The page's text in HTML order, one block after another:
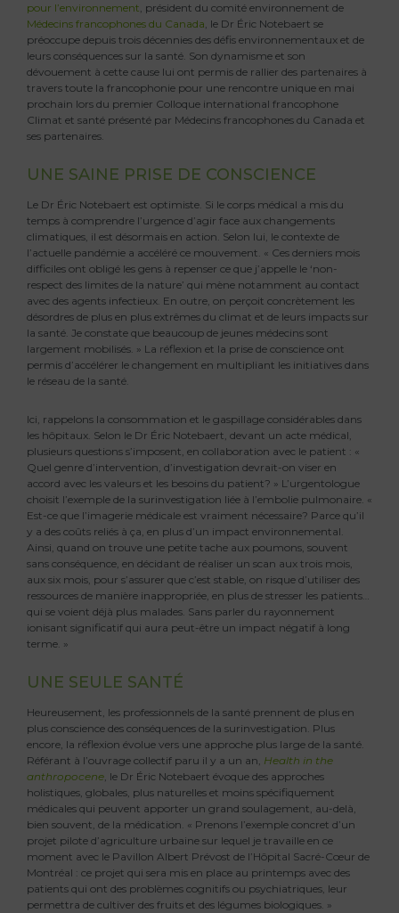
pour l’environnement, président du comité environnement de
Médecins francophones du Canada, le Dr Éric Notebaert se
préoccupe depuis trois décennies des défis environnementaux et de
leurs conséquences sur la santé. Son dynamisme et son
dévouement à cette cause lui ont permis de rallier des partenaires à
travers toute la francophonie pour une rencontre unique en mai
prochain lors du premier Colloque international francophone
Climat et santé présenté par Médecins francophones du Canada et
ses partenaires.
UNE SAINE PRISE DE CONSCIENCE
Le Dr Éric Notebaert est optimiste. Si le corps médical a mis du
temps à comprendre l’urgence d’agir face aux changements
climatiques, il est désormais en action. Selon lui, le contexte de
l’actuelle pandémie a accéléré ce mouvement. « Ces derniers mois
difficiles ont obligé les gens à repenser ce que j’appelle le ‘non-
respect des limites de la nature’ qui mène notamment au contact
avec des agents infectieux. En outre, on perçoit concrètement les
désordres de plus en plus extrêmes du climat et de leurs impacts sur
la santé. Je constate que beaucoup de jeunes médecins sont
largement mobilisés. » La réflexion et la prise de conscience ont
permis d’accélérer le changement en multipliant les initiatives dans
le réseau de la santé.
Ici, rappelons la consommation et le gaspillage considérables dans
les hôpitaux. Selon le Dr Éric Notebaert, devant un acte médical,
plusieurs questions s’imposent, en collaboration avec le patient : «
Quel genre d’intervention, d’investigation devrait-on viser en
accord avec les valeurs et les besoins du patient? » L’urgentologue
choisit l’exemple de la surinvestigation liée à l’embolie pulmonaire. «
Est-ce que l’imagerie médicale est vraiment nécessaire? Parce qu’il
y a des coûts reliés à ça, en plus d’un impact environnemental.
Ainsi, quand on trouve une petite tache aux poumons, souvent
sans conséquence, en décidant de réaliser un scan aux trois mois,
aux six mois, pour s’assurer que c’est stable, on risque d’utiliser des
ressources de manière inappropriée, en plus de stresser les patients…
qui se voient déjà plus malades. Sans parler du rayonnement
ionisant significatif qui aura peut-être un impact négatif à long
terme. »
UNE SEULE SANTÉ
Heureusement, les professionnels de la santé prennent de plus en
plus conscience des conséquences de la surinvestigation. Plus
encore, la réflexion évolue vers une approche plus large de la santé.
Référant à l’ouvrage collectif paru il y a un an, Health in the
anthropocene, le Dr Éric Notebaert évoque des approches
holistiques, globales, plus naturelles et moins spécifiquement
médicales qui peuvent apporter un grand soulagement, au-delà,
bien souvent, de la médication. « Prenons l’exemple concret d’un
projet pilote d’agriculture urbaine sur lequel je travaille en ce
moment avec le Pavillon Albert Prévost de l’Hôpital Sacré-Cœur de
Montréal : ce projet qui sera mis en place au printemps avec des
patients qui ont des problèmes cognitifs ou psychiatriques, leur
permettra de cultiver des fruits et des légumes biologiques. »